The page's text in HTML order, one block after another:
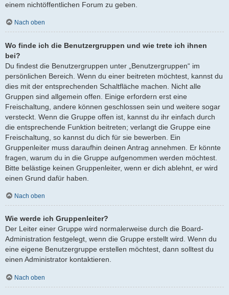
einem nichtöffentlichen Forum zu geben.
Nach oben
Wo finde ich die Benutzergruppen und wie trete ich ihnen
bei?
Du findest die Benutzergruppen unter „Benutzergruppen“ im
persönlichen Bereich. Wenn du einer beitreten möchtest, kannst du
dies mit der entsprechenden Schaltfläche machen. Nicht alle
Gruppen sind allgemein offen. Einige erfordern erst eine
Freischaltung, andere können geschlossen sein und weitere sogar
versteckt. Wenn die Gruppe offen ist, kannst du ihr einfach durch
die entsprechende Funktion beitreten; verlangt die Gruppe eine
Freischaltung, so kannst du dich für sie bewerben. Ein
Gruppenleiter muss daraufhin deinen Antrag annehmen. Er könnte
fragen, warum du in die Gruppe aufgenommen werden möchtest.
Bitte belästige keinen Gruppenleiter, wenn er dich ablehnt, er wird
einen Grund dafür haben.
Nach oben
Wie werde ich Gruppenleiter?
Der Leiter einer Gruppe wird normalerweise durch die Board-
Administration festgelegt, wenn die Gruppe erstellt wird. Wenn du
eine eigene Benutzergruppe erstellen möchtest, dann solltest du
einen Administrator kontaktieren.
Nach oben